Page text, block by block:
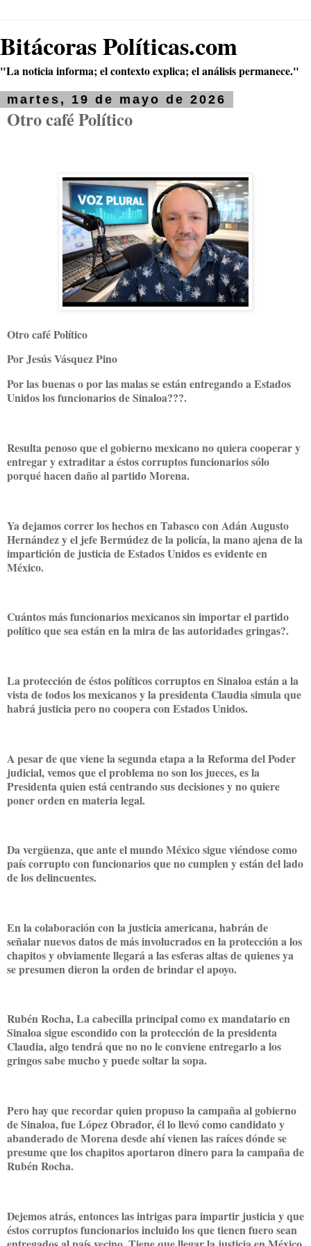
Bitácoras Políticas.com
"La noticia informa; el contexto explica; el análisis permanece."
martes, 19 de mayo de 2026
Otro café Político
Otro café Político
Por Jesús Vásquez Pino
Por las buenas o por las malas se están entregando a Estados
Unidos los funcionarios de Sinaloa???.
Resulta penoso que el gobierno mexicano no quiera cooperar y
entregar y extraditar a éstos corruptos funcionarios sólo
porqué hacen daño al partido Morena.
Ya dejamos correr los hechos en Tabasco con Adán Augusto
Hernández y el jefe Bermúdez de la policía, la mano ajena de la
impartición de justicia de Estados Unidos es evidente en
México.
Cuántos más funcionarios mexicanos sin importar el partido
político que sea están en la mira de las autoridades gringas?.
La protección de éstos políticos corruptos en Sinaloa están a la
vista de todos los mexicanos y la presidenta Claudia simula que
habrá justicia pero no coopera con Estados Unidos.
A pesar de que viene la segunda etapa a la Reforma del Poder
judicial, vemos que el problema no son los jueces, es la
Presidenta quien está centrando sus decisiones y no quiere
poner orden en materia legal.
Da vergüenza, que ante el mundo México sigue viéndose como
país corrupto con funcionarios que no cumplen y están del lado
de los delincuentes.
En la colaboración con la justicia americana, habrán de
señalar nuevos datos de más involucrados en la protección a los
chapitos y obviamente llegará a las esferas altas de quienes ya
se presumen dieron la orden de brindar el apoyo.
Rubén Rocha, La cabecilla principal como ex mandatario en
Sinaloa sigue escondido con la protección de la presidenta
Claudia, algo tendrá que no no le conviene entregarlo a los
gringos sabe mucho y puede soltar la sopa.
Pero hay que recordar quien propuso la campaña al gobierno
de Sinaloa, fue López Obrador, él lo llevó como candidato y
abanderado de Morena desde ahí vienen las raíces dónde se
presume que los chapitos aportaron dinero para la campaña de
Rubén Rocha.
Dejemos atrás, entonces las intrigas para impartir justicia y que
éstos corruptos funcionarios incluido los que tienen fuero sean